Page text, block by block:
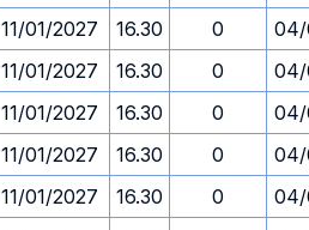
11/01/2027 16.30 0
04/
11/01/2027 16.30 0
04/
11/01/2027 16.30 0
04/
11/01/2027 16.30 0
04/
11/01/2027 16.30 0
04/